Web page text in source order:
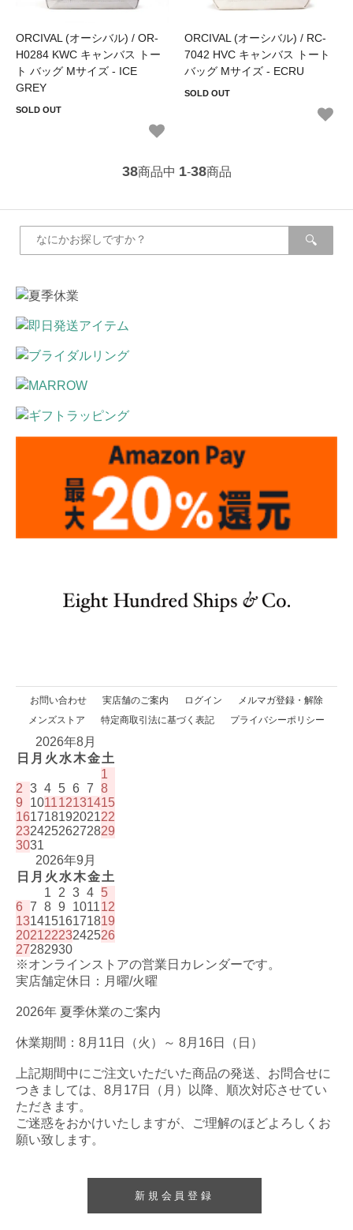
ORCIVAL (オーシバル) / OR-
H0284 KWC キャンバス トー
ト バッグ Mサイズ - ICE
GREY
SOLD OUT
ORCIVAL (オーシバル) / RC-
7042 HVC キャンバス トート
バッグ Mサイズ - ECRU
SOLD OUT
38商品中 1-38商品
お問い合わせ 実店舗のご案内 ログイン
メルマガ登録・解除
メンズストア
特定商取引法に基づく表記 プライバシーポリシー
2026年8月
日 月 火 水木金土
1
2 3 4 5 6 7 8
9
101112131415
16171819202122
23242526272829
3031
2026年9月
日 月 火 水木金土
1
2 3 4 5
6 7 8 9 101112
13141516171819
20212223242526
27282930
※オンラインストアの営業日カレンダーです。
実店舗定休日：月曜/火曜
2026年 夏季休業のご案内
休業期間：8月11日（火）～ 8月16日（日）
上記期間中にご注文いただいた商品の発送、お問合せに
つきましては、8月17日（月）以降、順次対応させてい
ただきます。
ご迷惑をおかけいたしますが、ご理解のほどよろしくお
願い致します。
新規会員登録